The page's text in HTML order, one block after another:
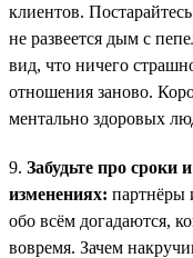
клиентов.
не развеется дым с
вид, что ничего
отношения заново.
ментально здоровых
9. Забудьте про сроки
изменениях: партнёры
обо всём догадаются,
вовремя. Зачем